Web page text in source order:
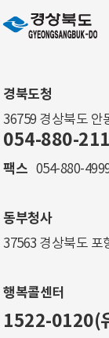
경북도청
36759 경상북도 안
054-880-
팩스 054-880-
동부청사
37563 경상북도 포
행복콜센터
1522-0120(